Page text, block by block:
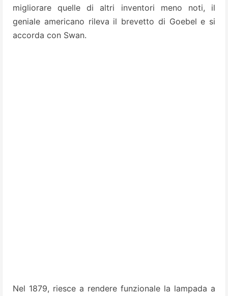
migliorare quelle di altri inventori meno noti, il
geniale americano rileva il brevetto di Goebel e si
accorda con Swan.
Nel 1879, riesce a rendere funzionale la lampada a